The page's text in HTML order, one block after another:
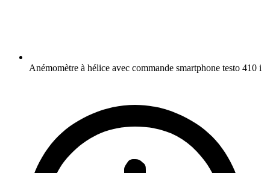
Anémomètre à hélice avec commande smartphone testo 410 i